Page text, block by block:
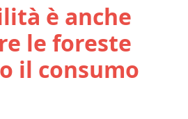
è anche
le foreste
il consumo